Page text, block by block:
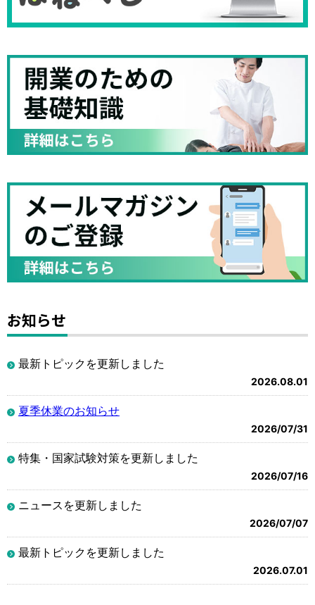
お知らせ
最新トピックを更新しました
2026.08.01
夏季休業のお知らせ
2026/07/31
特集・国家試験対策を更新しました
2026/07/16
ニュースを更新しました
2026/07/07
最新トピックを更新しました
2026.07.01